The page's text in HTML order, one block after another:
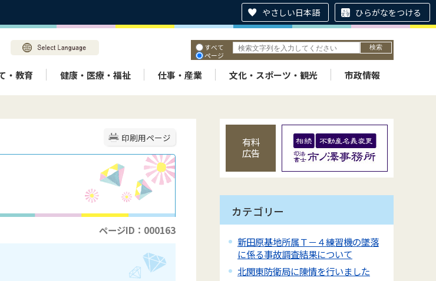
やさしい日本語 ひらがなをつける
すべて
ページ
・教育 健康・医療・福祉 仕事・産業 文化・スポーツ・観光 市政情報
印刷用ページ
ページID：000163
有料
広告
カテゴリー
新田原基地所属Ｔ－４練習機の墜落
に係る事故調査結果について
北関東防衛局に陳情を行いました